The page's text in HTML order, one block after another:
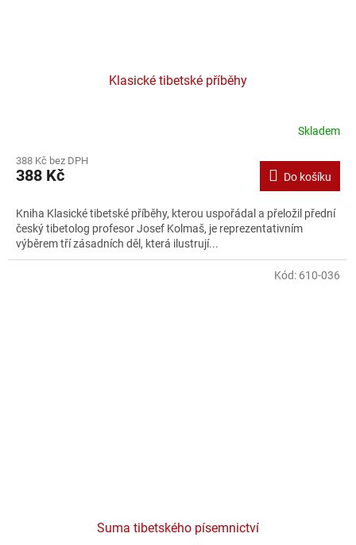
Klasické tibetské příběhy
Skladem
388 Kč bez DPH
388 Kč Do košíku
Kniha Klasické tibetské příběhy, kterou uspořádal a přeložil přední
český tibetolog profesor Josef Kolmaš, je reprezentativním
výběrem tří zásadních děl, která ilustrují...
Suma tibetského písemnictví
Kód: 610-036